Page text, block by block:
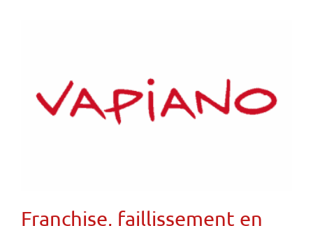
Franchise, faillissement en